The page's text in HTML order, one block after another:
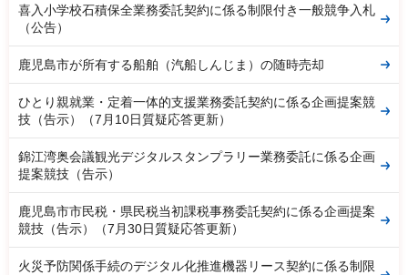
喜入小学校石積保全業務委託契約に係る制限付き一般競争入札
（公告）
鹿児島市が所有する船舶（汽船しんじま）の随時売却
ひとり親就業・定着一体的支援業務委託契約に係る企画提案競
技（告示）（7月10日質疑応答更新）
錦江湾奥会議観光デジタルスタンプラリー業務委託に係る企画
提案競技（告示）
鹿児島市市民税・県民税当初課税事務委託契約に係る企画提案
競技（告示）（7月30日質疑応答更新）
火災予防関係手続のデジタル化推進機器リース契約に係る制限